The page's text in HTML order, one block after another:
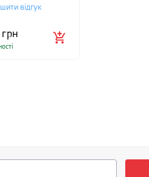
відгук
грн